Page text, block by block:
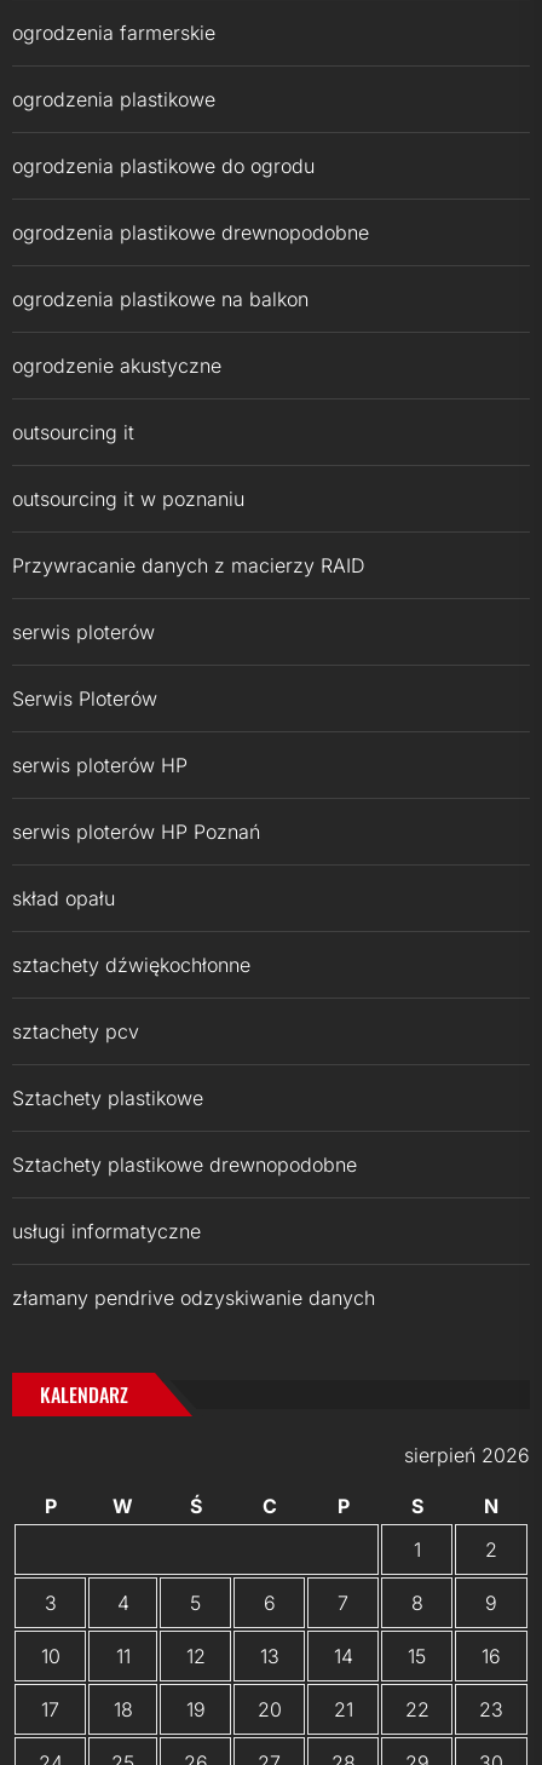
ogrodzenia farmerskie
ogrodzenia plastikowe
ogrodzenia plastikowe do ogrodu
ogrodzenia plastikowe drewnopodobne
ogrodzenia plastikowe na balkon
ogrodzenie akustyczne
outsourcing it
outsourcing it w poznaniu
Przywracanie danych z macierzy RAID
serwis ploterów
Serwis Ploterów
serwis ploterów HP
serwis ploterów HP Poznań
skład opału
sztachety dźwiękochłonne
sztachety pcv
Sztachety plastikowe
Sztachety plastikowe drewnopodobne
usługi informatyczne
złamany pendrive odzyskiwanie danych
KALENDARZ
sierpień 2026
P W Ś C P S
N
1
2
3 4 5 6 7 8 9
10 11 12 13 14 15 16
17 18 19 20 21 22 23